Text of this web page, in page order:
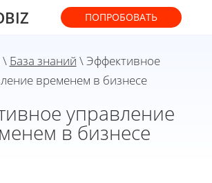
ПОПРОБОВАТЬ
\ База знаний \ Эффективное
временем в бизнесе
управление
в бизнесе